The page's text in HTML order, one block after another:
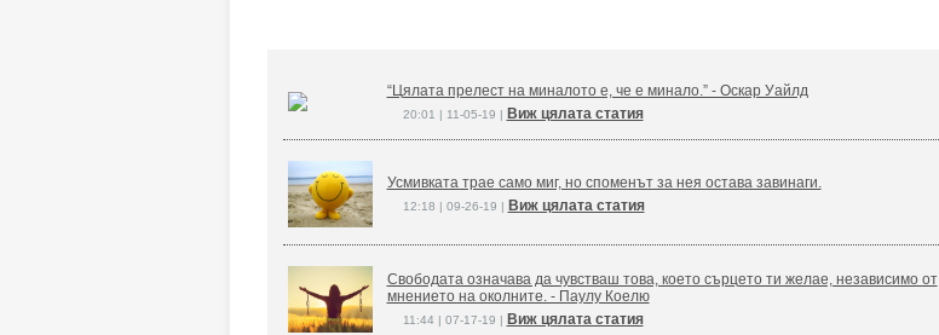
“Цялата прелест на миналото е, че е минало.” - Оскар Уайлд
20:01 | 11-05-19 | Виж цялата статия
Усмивката трае само миг, но споменът за нея остава завинаги.
12:18 | 09-26-19 | Виж цялата статия
Свободата означава да чувстваш това, което сърцето ти желае, независимо от
мнението на околните. - Паулу Коелю
11:44 | 07-17-19 | Виж цялата статия